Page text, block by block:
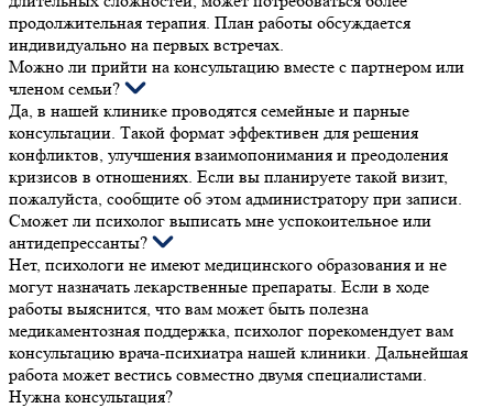
продолжительная терапия. План работы обсуждается
индивидуально на первых встречах.
Можно ли прийти на консультацию вместе с партнером или
членом семьи?
Да, в нашей клинике проводятся семейные и парные
консультации. Такой формат эффективен для решения
конфликтов, улучшения взаимопонимания и преодоления
кризисов в отношениях. Если вы планируете такой визит,
пожалуйста, сообщите об этом администратору при записи.
Сможет ли психолог выписать мне успокоительное или
антидепрессанты?
Нет, психологи не имеют медицинского образования и не
могут назначать лекарственные препараты. Если в ходе
работы выяснится, что вам может быть полезна
медикаментозная поддержка, психолог порекомендует вам
консультацию врача-психиатра нашей клиники. Дальнейшая
работа может вестись совместно двумя специалистами.
Нужна консультация?